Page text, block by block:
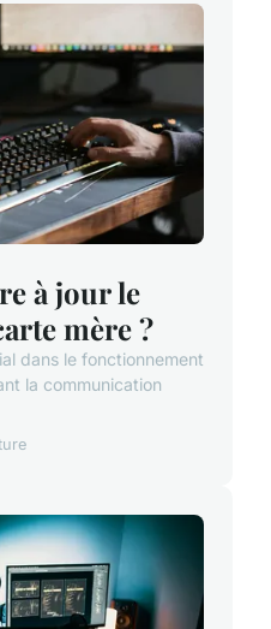
à jour le
mère ?
dans le fonctionnement
la communication